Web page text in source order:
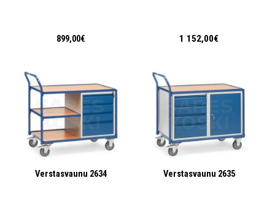
899,00€ 1 152,00€
Verstasvaunu 2634 Verstasvaunu 2635